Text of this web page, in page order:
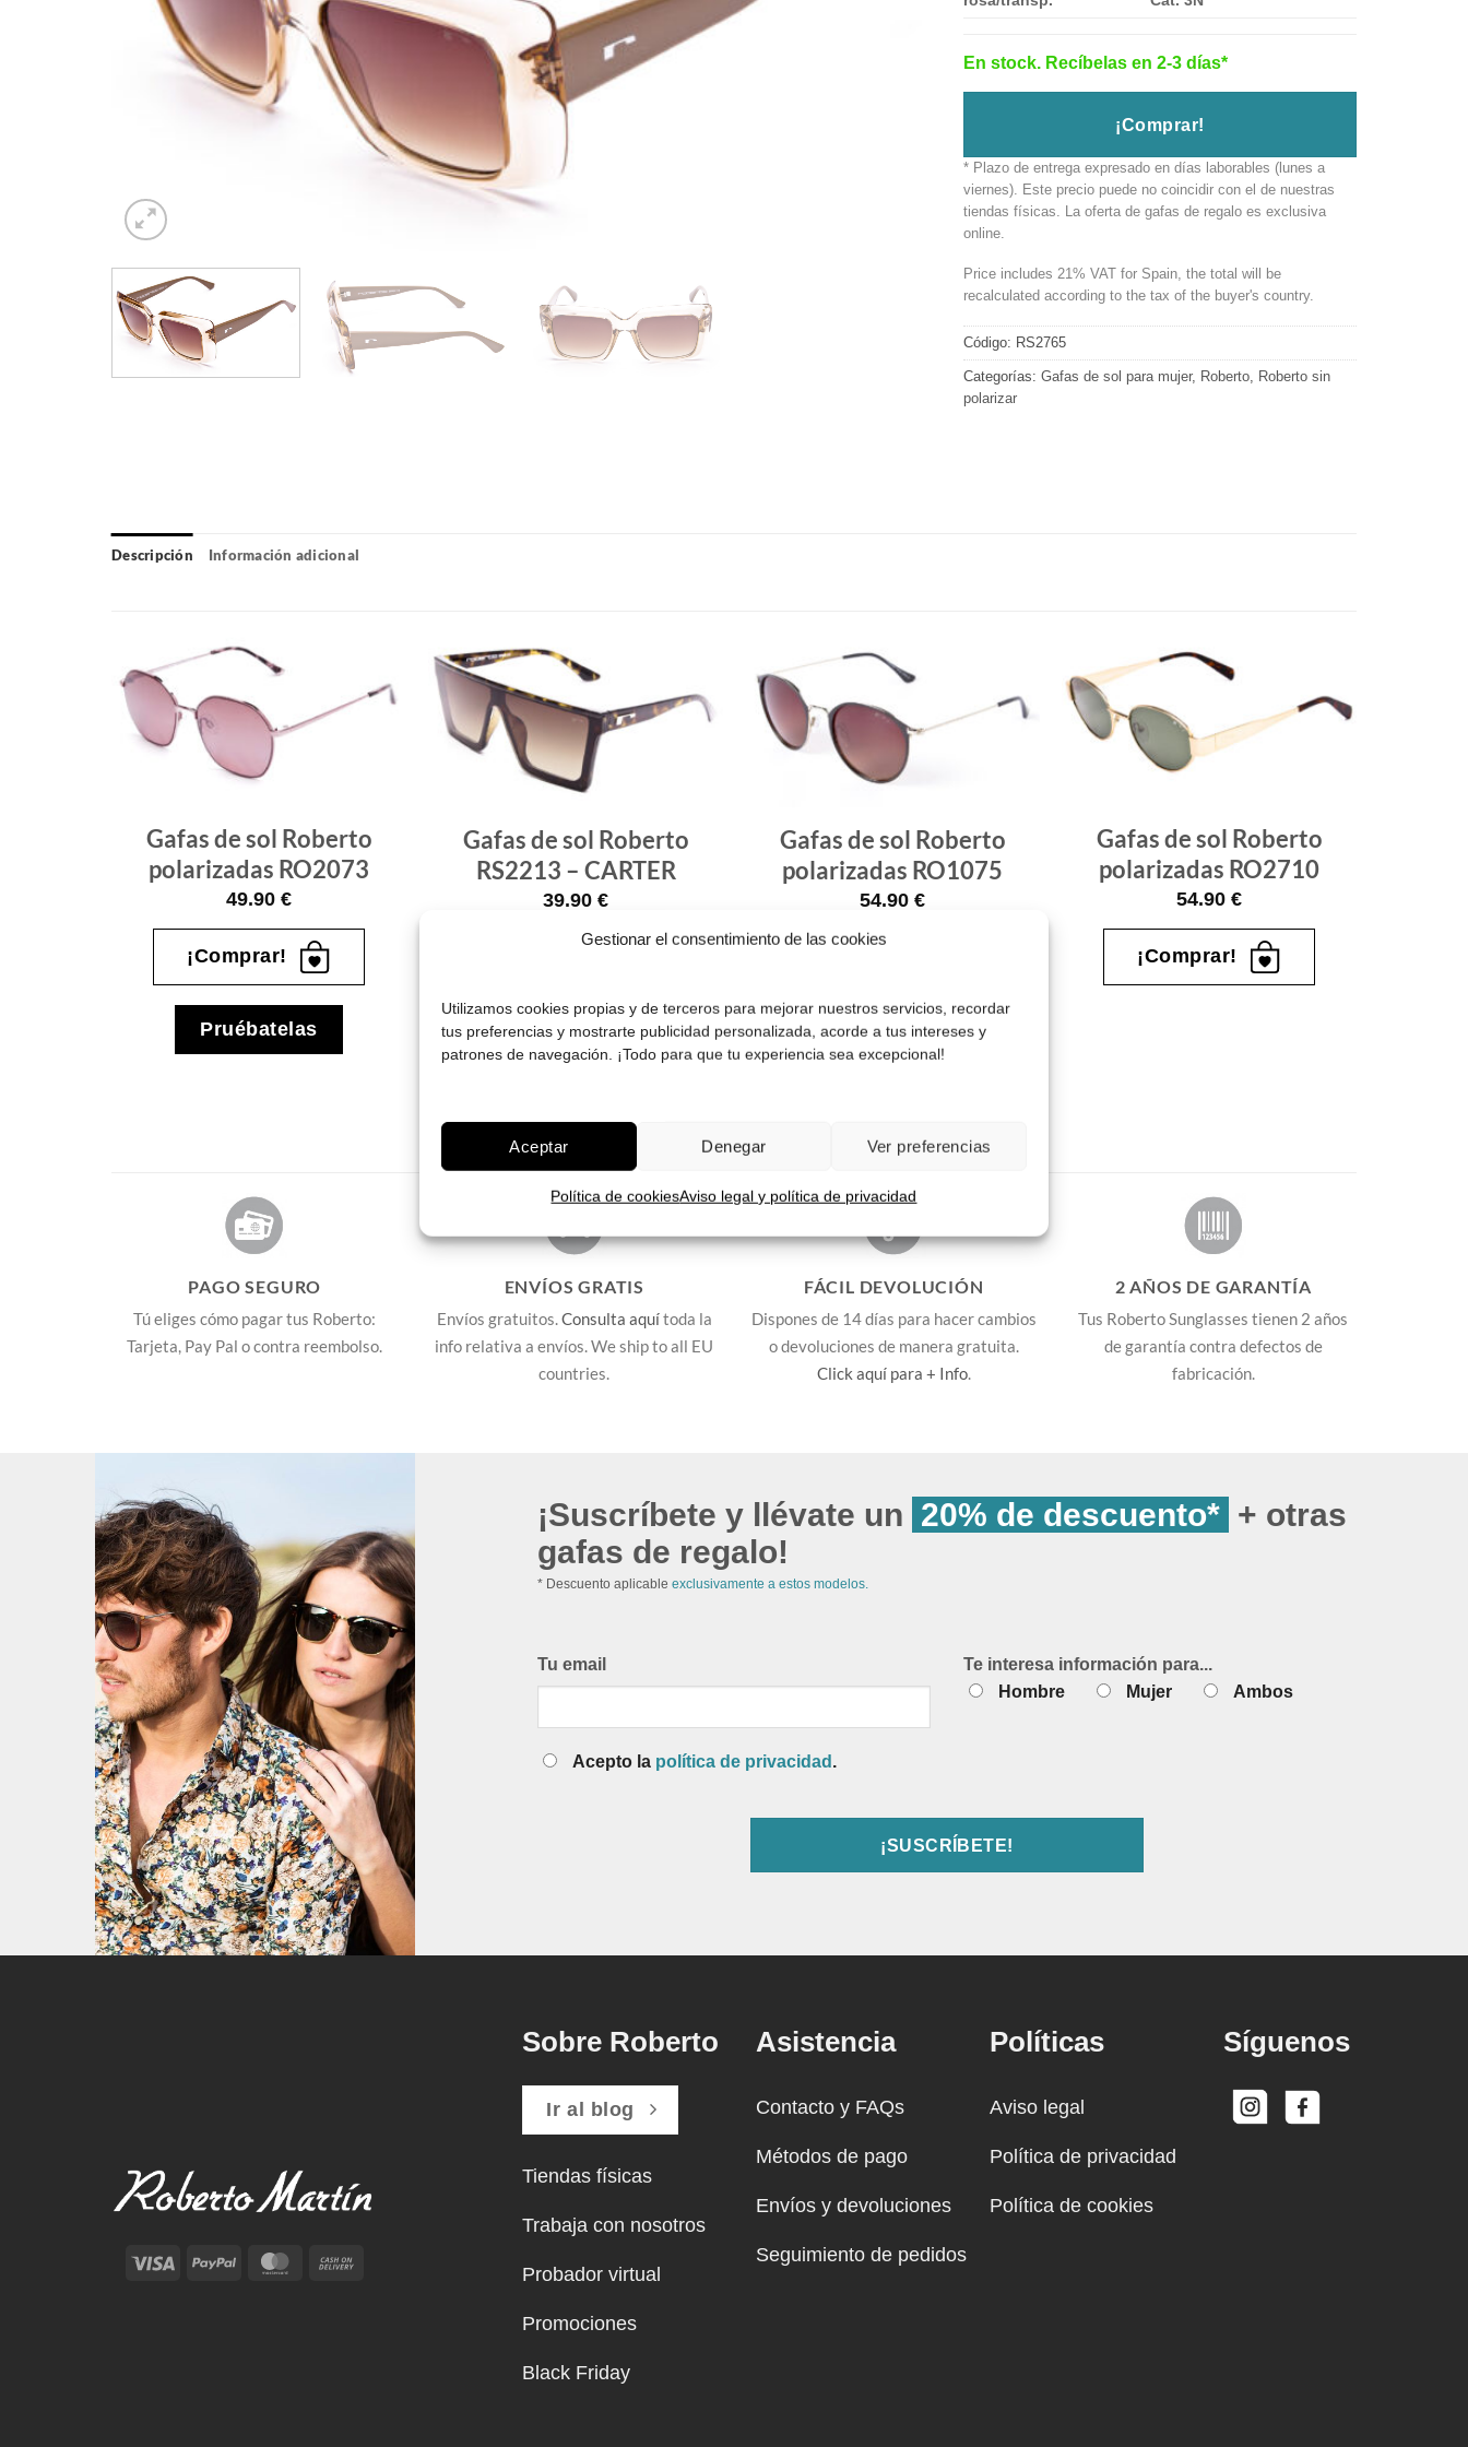
Gestionar el consentimiento de las cookies
Utilizamos cookies propias y de terceros para mejorar nuestros servicios, recordar
tus preferencias y mostrarte publicidad personalizada, acorde a tus intereses y
patrones de navegación. ¡Todo para que tu experiencia sea excepcional!
Aceptar Denegar Ver preferencias
Política de cookiesAviso legal y política de privacidad
En stock. Recíbelas en 2-3 días*
¡Comprar!
* Plazo de entrega expresado en días laborables (lunes a
viernes). Este precio puede no coincidir con el de nuestras
tiendas físicas. La oferta de gafas de regalo es exclusiva
online.
Price includes 21% VAT for Spain, the total will be
recalculated according to the tax of the buyer's country.
Código: RS2765
Categorías: Gafas de sol para mujer, Roberto
Roberto sin
polarizar
Descripción Información adicional
Gafas
de sol
Gafas de sol Roberto
polarizadas RO2073
49.90 €
¡Comprar!
Pruébatelas
de sol
Gafas de sol Roberto
RS2213 – CARTER
39.90 €
Pruébatelas
de sol
Gafas de sol Roberto
polarizadas RO1075
54.90 €
Pruébatelas
de sol
Gafas de sol Roberto
polarizadas RO2710
54.90 €
¡Comprar!
PAGO SEGURO
Tú eliges cómo pagar tus Roberto:
Tarjeta, Pay Pal o contra reembolso.
ENVÍOS GRATIS
Envíos gratuitos.Consulta aquítoda la
info relativa a envíos. We ship to all EU
countries.
FÁCIL DEVOLUCIÓN
Dispones de 14 días para hacer cambios
o devoluciones de manera gratuita.
Click aquí para + Info.
2 AÑOS DE GARANTÍA
Tus Roberto Sunglasses tienen 2 años
de garantía contra defectos de
fabricación.
¡Suscríbete y llévate un 20% de descuento* + otras
gafas de regalo!
* Descuento aplicable exclusivamente a estos modelos.
Tu email
Acepto la política de privacidad .
Te interesa información para...
Hombre
Mujer Ambos
Visa PayPal MasterCard
Sobre Roberto
Ir al blog
Tiendas físicas
Trabaja con nosotros
Probador virtual
Promociones
Black Friday
Asistencia
Contacto y FAQs
Métodos de pago
Envíos y devoluciones
Seguimiento de pedidos
Políticas
Aviso legal
Política de privacidad
Política de cookies
Síguenos